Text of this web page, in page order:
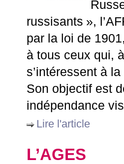
russisants », l’
par la loi de
à tous ceux qui,
s’intéressent à
Son objectif est
indépendance
Lire l'article
L’AGES